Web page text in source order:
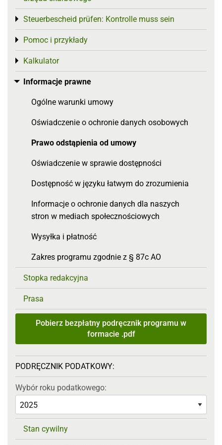
Steuerbescheid prüfen: Kontrolle muss sein
Toggle menu
Pomoc i przykłady
Toggle menu
Kalkulator
Toggle menu
Informacje prawne
Toggle menu
Ogólne warunki umowy
Oświadczenie o ochronie danych osobowych
Prawo odstąpienia od umowy
Oświadczenie w sprawie dostępności
Dostępność w języku łatwym do zrozumienia
Informacje o ochronie danych dla naszych
stron w mediach społecznościowych
Wysyłka i płatność
Zakres programu zgodnie z § 87c AO
Stopka redakcyjna
Prasa
Pobierz bezpłatny podręcznik programu w
formacie .pdf
PODRĘCZNIK PODATKOWY:
Wybór roku podatkowego:
Stan cywilny